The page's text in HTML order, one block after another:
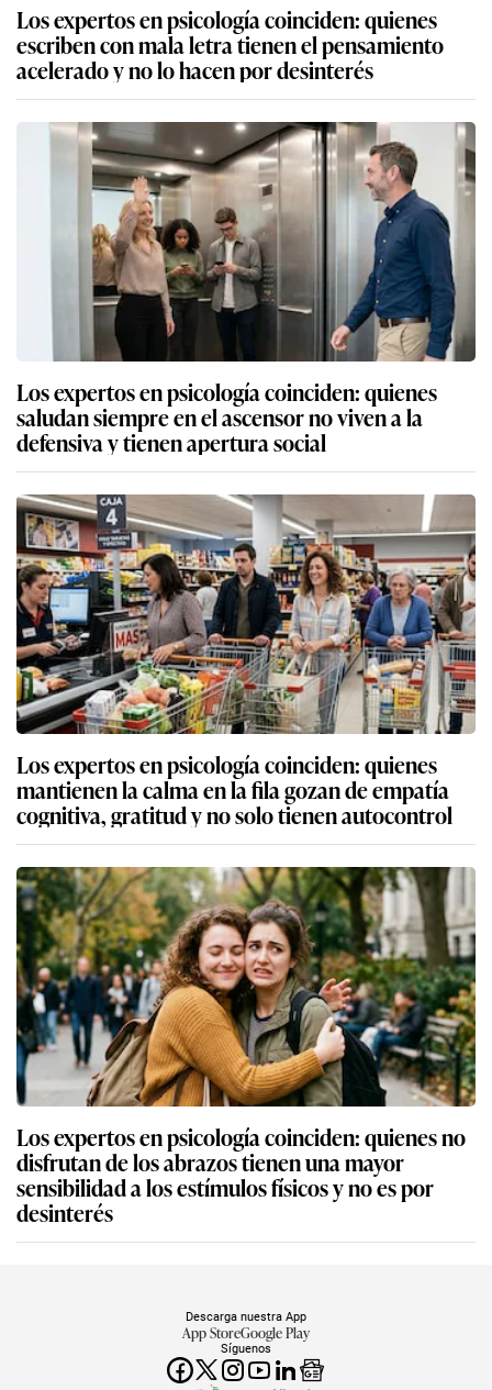
Los expertos en psicología coinciden: quienes
escriben con mala letra tienen el pensamiento
acelerado y no lo hacen por desinterés
Los expertos en psicología coinciden: quienes
saludan siempre en el ascensor no viven a la
defensiva y tienen apertura social
Los expertos en psicología coinciden: quienes
mantienen la calma en la fila gozan de empatía
cognitiva, gratitud y no solo tienen autocontrol
Los expertos en psicología coinciden: quienes no
disfrutan de los abrazos tienen una mayor
sensibilidad a los estímulos físicos y no es por
desinterés
Síguenos
Descarga nuestra App
App StoreGoogle Play